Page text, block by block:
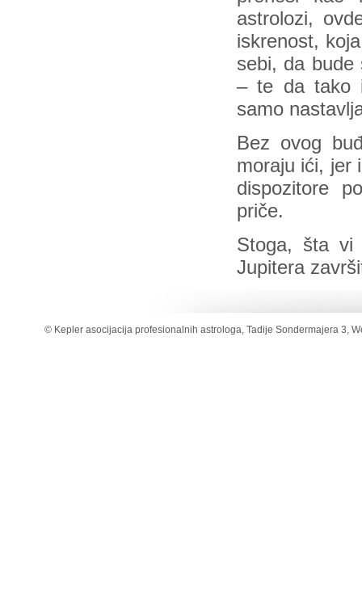
astrolozi,
iskrenost,
sebi, da bude
– te da tako
samo
Bez ovog
moraju ići, jer
dispozitore
priče.
Stoga, šta vi
Jupitera
© Kepler asocijacija profesionalnih astrologa, Tadije Sondermajera 3,